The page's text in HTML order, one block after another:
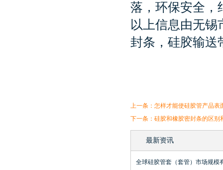
落，环保安全，
以上信息由无
封条， 硅胶输送
上一条： 怎样才能使硅胶管产品表
下一条： 硅胶和橡胶密封条的区别
最新资讯
全球硅胶管套（套管）市场规模